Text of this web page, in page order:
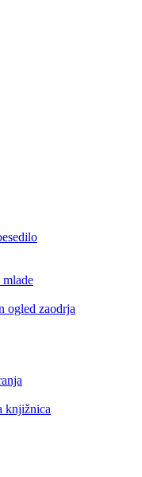
ogled zaodrja
knjižnica